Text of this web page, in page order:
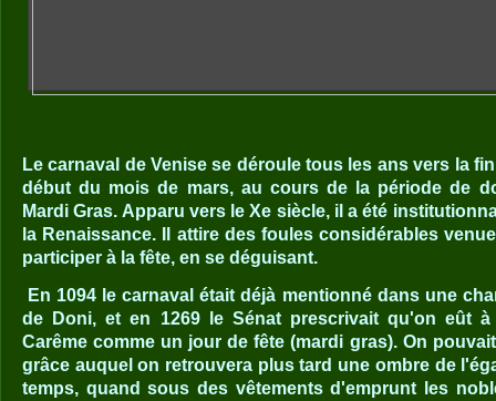
Le carnaval de Venise se déroule tous les ans vers la
début du mois de mars, au cours de la période de
Mardi Gras. Apparu vers le Xe siècle, il a été
la Renaissance. Il attire des foules considérables
participer à la fête, en se déguisant.
En 1094 le carnaval était déjà mentionné dans une
de Doni, et en 1269 le Sénat prescrivait qu'on eût
Carême comme un jour de fête (mardi gras). On
grâce auquel on retrouvera plus tard une ombre de
temps, quand sous des vêtements d'emprunt les